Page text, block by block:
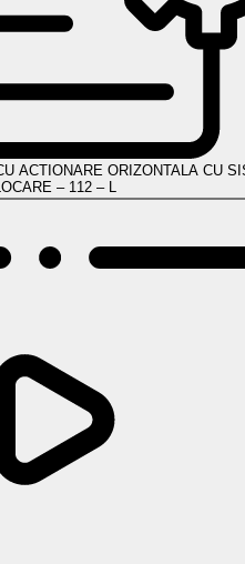
ACTIONARE ORIZONTALA CU
– 112 – L